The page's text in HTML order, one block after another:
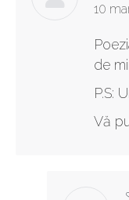
says:
10
de
P.S:
Vă